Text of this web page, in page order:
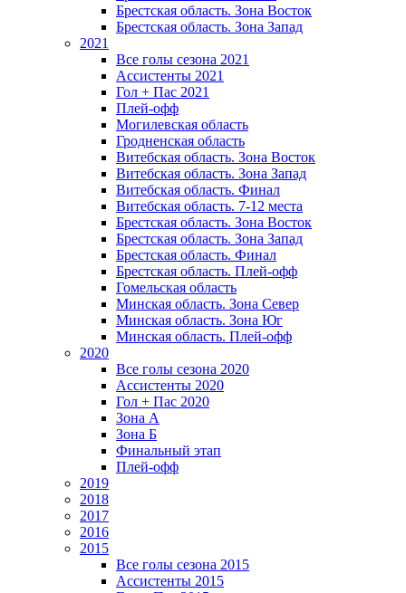
Брестская область. Зона Восток
Брестская область. Зона Запад
2021
Все голы сезона 2021
Ассистенты 2021
Гол + Пас 2021
Плей-офф
Могилевская область
Гродненская область
Витебская область. Зона Восток
Витебская область. Зона Запад
Витебская область. Финал
Витебская область. 7-12 места
Брестская область. Зона Восток
Брестская область. Зона Запад
Брестская область. Финал
Брестская область. Плей-офф
Гомельская область
Минская область. Зона Север
Минская область. Зона Юг
Минская область. Плей-офф
2020
Все голы сезона 2020
Ассистенты 2020
Гол + Пас 2020
Зона А
Зона Б
Финальный этап
Плей-офф
2019
2018
2017
2016
2015
Все голы сезона 2015
Ассистенты 2015